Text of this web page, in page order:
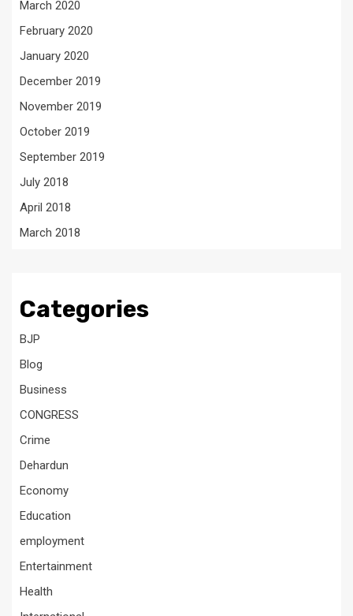
March 2020
February 2020
January 2020
December 2019
November 2019
October 2019
September 2019
July 2018
April 2018
March 2018
Categories
BJP
Blog
Business
CONGRESS
Crime
Dehardun
Economy
Education
employment
Entertainment
Health